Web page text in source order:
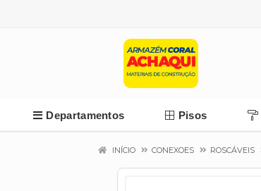
Departamentos Pisos
INÍCIO CONEXOES ROSCÁVEIS